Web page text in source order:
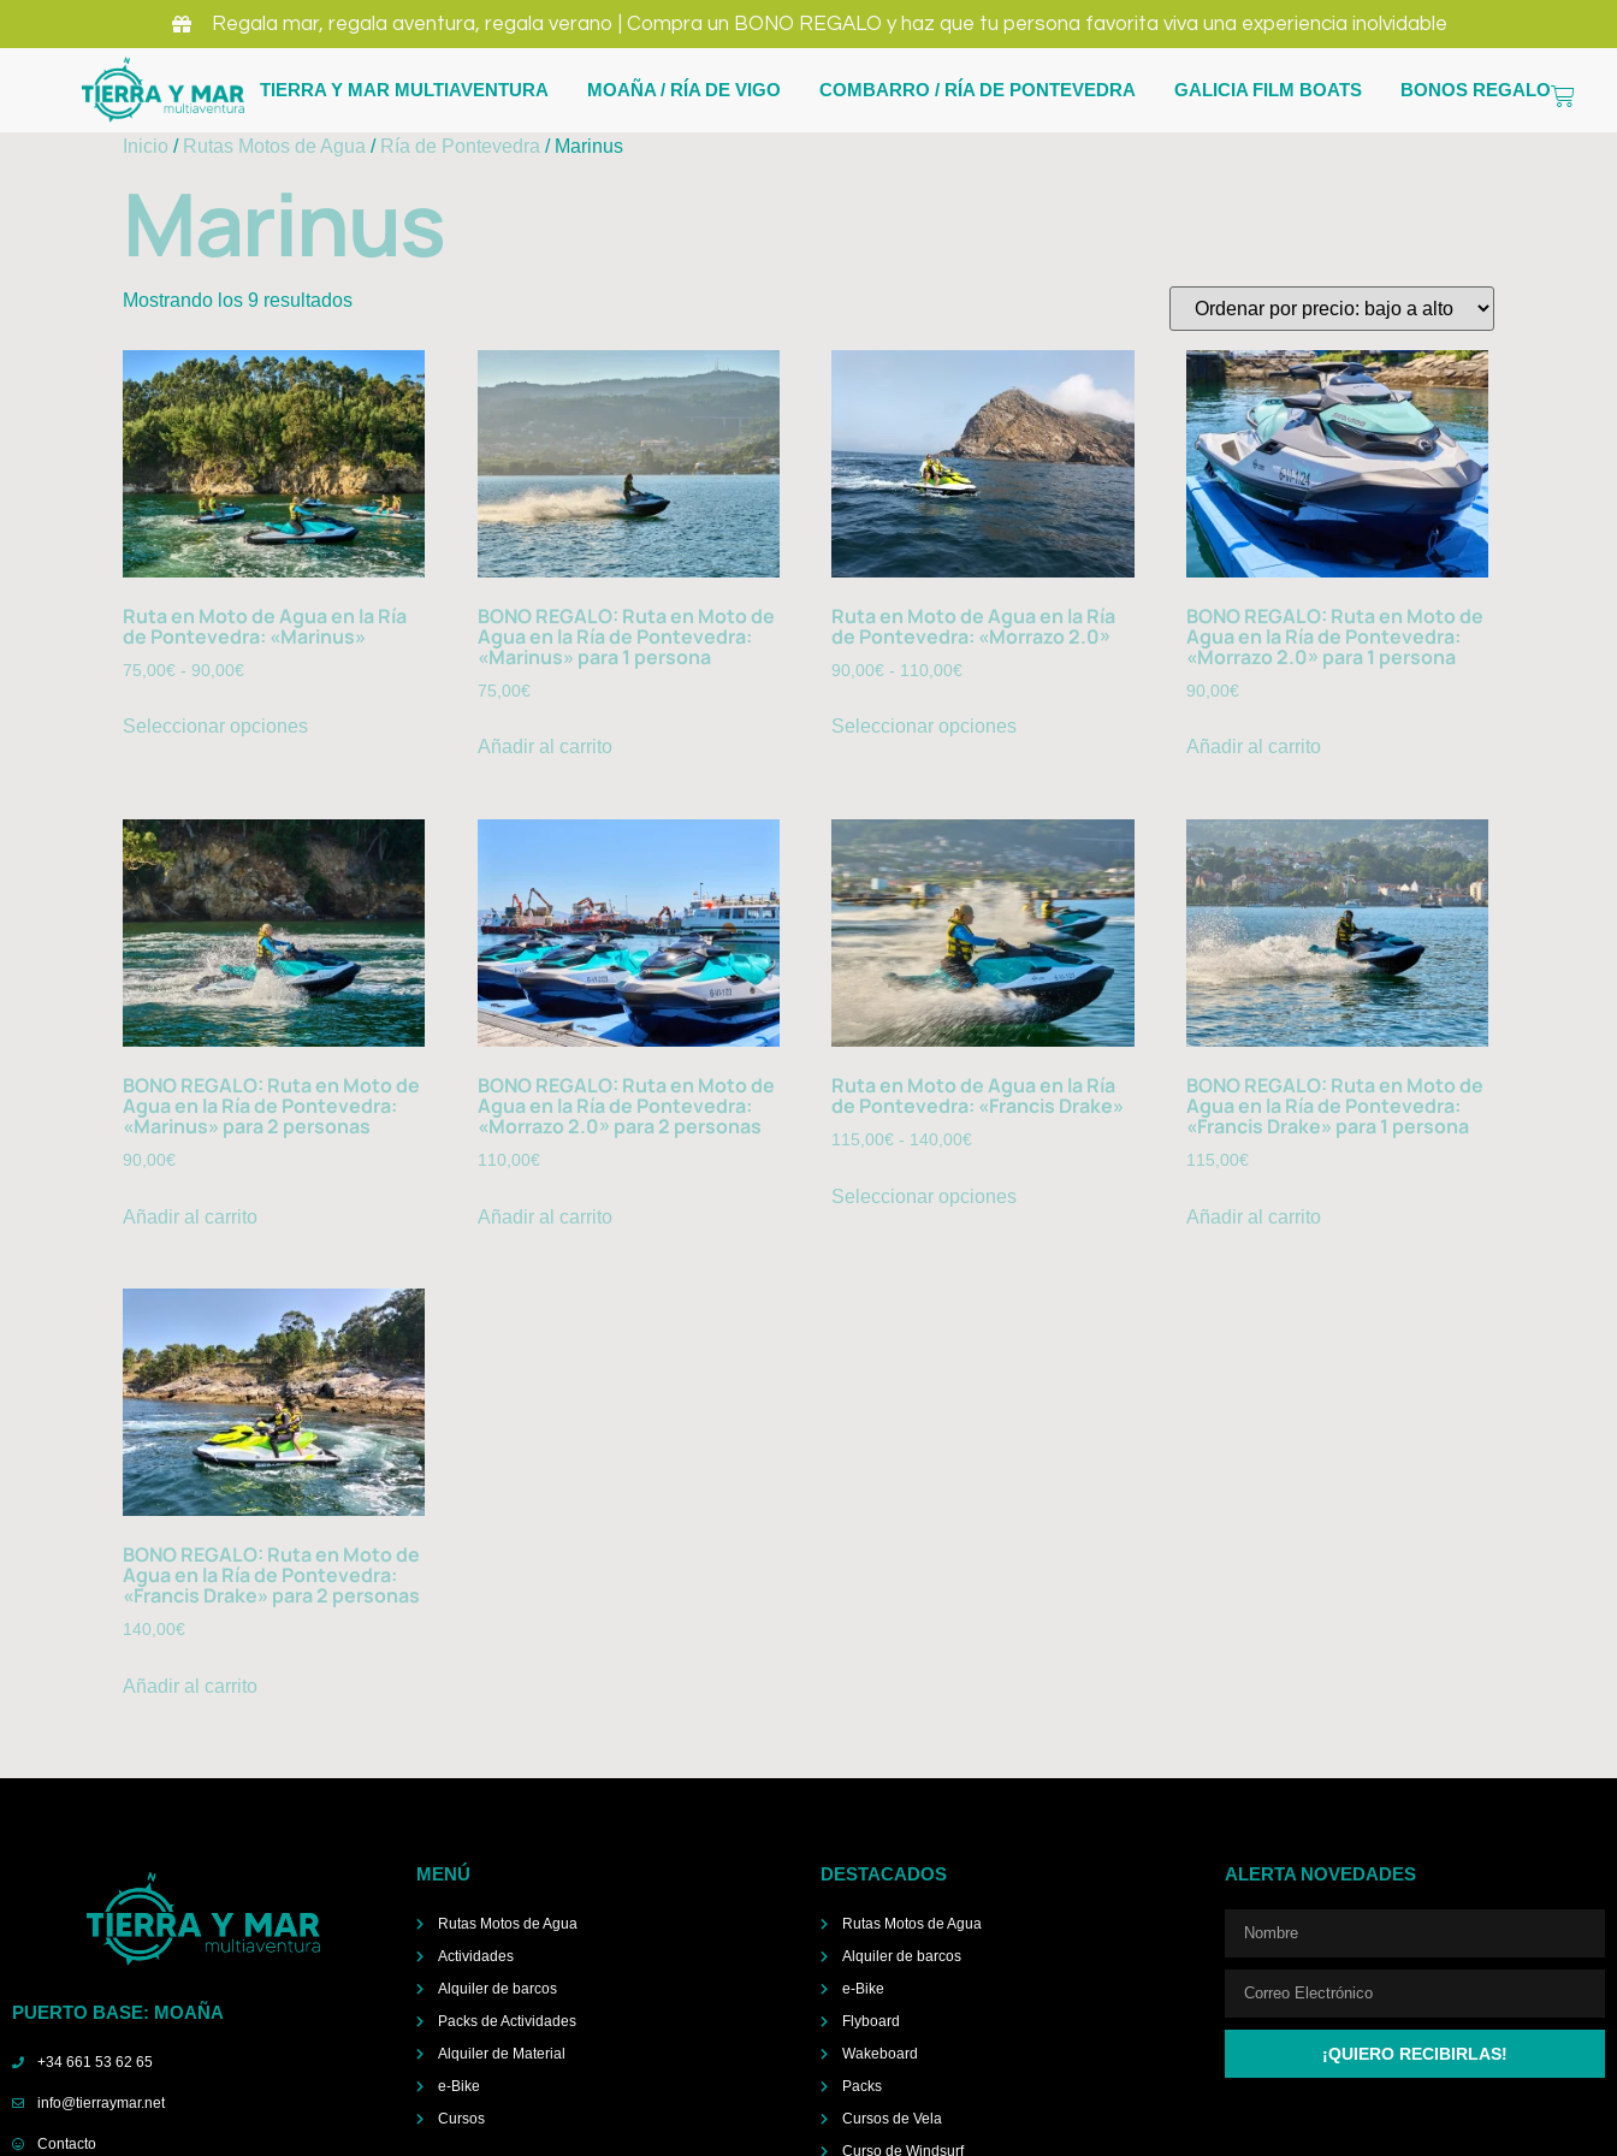
Regala mar, regala aventura, regala verano | Compra un BONO REGALO y haz que tu persona favorita viva una experiencia inolvidable
TIERRA Y MAR MULTIAVENTURA MOAÑA / RÍA DE VIGO COMBARRO / RÍA DE PONTEVEDRA GALICIA FILM BOATS BONOS REGALO
Inicio / Rutas Motos de Agua / Ría de Pontevedra / Marinus
Marinus
Mostrando los 9 resultados
Ruta en Moto de Agua en la Ría
de Pontevedra: «Marinus»
75,00€ - 90,00€
Seleccionar opciones
BONO REGALO: Ruta en Moto de
Agua en la Ría de Pontevedra:
«Marinus» para 1 persona
75,00€
Añadir al carrito
Ruta en Moto de Agua en la Ría
de Pontevedra: «Morrazo 2.0»
90,00€ - 110,00€
Seleccionar opciones
BONO REGALO: Ruta en Moto de
Agua en la Ría de Pontevedra:
«Morrazo 2.0» para 1 persona
90,00€
Añadir al carrito
BONO REGALO: Ruta en Moto de
Agua en la Ría de Pontevedra:
«Marinus» para 2 personas
90,00€
Añadir al carrito
BONO REGALO: Ruta en Moto de
Agua en la Ría de Pontevedra:
«Morrazo 2.0» para 2 personas
110,00€
Añadir al carrito
Ruta en Moto de Agua en la Ría
de Pontevedra: «Francis Drake»
115,00€ - 140,00€
Seleccionar opciones
BONO REGALO: Ruta en Moto de
Agua en la Ría de Pontevedra:
«Francis Drake» para 1 persona
115,00€
Añadir al carrito
BONO REGALO: Ruta en Moto de
Agua en la Ría de Pontevedra:
«Francis Drake» para 2 personas
140,00€
Añadir al carrito
PUERTO BASE: MOAÑA
+34 661 53 62 65
info@tierraymar.net
Contacto
MENÚ
Rutas Motos de Agua
Actividades
Alquiler de barcos
Packs de Actividades
Alquiler de Material
e-Bike
Cursos
DESTACADOS
Rutas Motos de Agua
Alquiler de barcos
e-Bike
Flyboard
Wakeboard
Packs
Cursos de Vela
Curso de Windsurf
ALERTA NOVEDADES
¡QUIERO RECIBIRLAS!